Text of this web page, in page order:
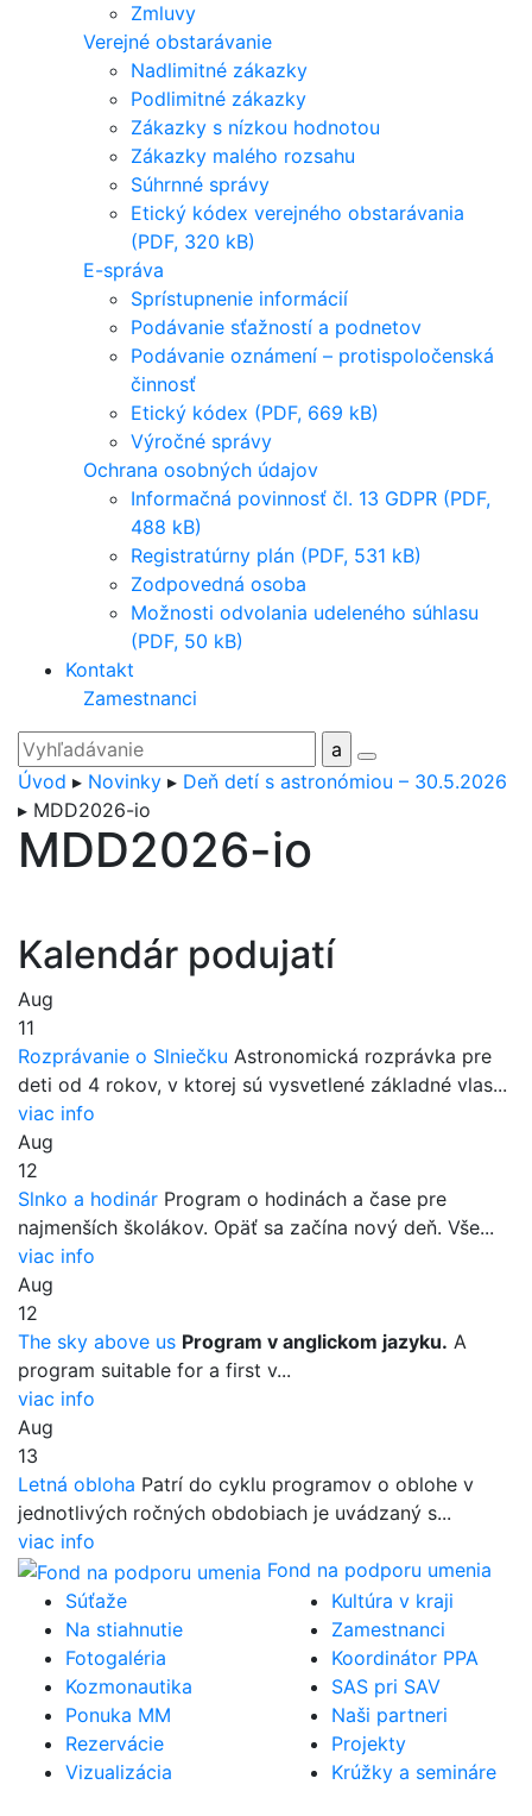
Zmluvy
Verejné obstarávanie
Nadlimitné zákazky
Podlimitné zákazky
Zákazky s nízkou hodnotou
Zákazky malého rozsahu
Súhrnné správy
Etický kódex verejného obstarávania
(PDF, 320 kB)
E-správa
Sprístupnenie informácií
Podávanie sťažností a podnetov
Podávanie oznámení – protispoločenská
činnosť
Etický kódex (PDF, 669 kB)
Výročné správy
Ochrana osobných údajov
Informačná povinnosť čl. 13 GDPR (PDF,
488 kB)
Registratúrny plán (PDF, 531 kB)
Zodpovedná osoba
Možnosti odvolania udeleného súhlasu
(PDF, 50 kB)
Kontakt
Zamestnanci
Úvod ▸ Novinky ▸ Deň detí s astronómiou – 30.5.2026
▸ MDD2026-io
MDD2026-io
Kalendár podujatí
Aug
11
Rozprávanie o Slniečku Astronomická rozprávka pre
deti od 4 rokov, v ktorej sú vysvetlené základné vlas...
viac info
Aug
12
Slnko a hodinár Program o hodinách a čase pre
najmenších školákov. Opäť sa začína nový deň. Vše...
viac info
Aug
12
The sky above us Program v anglickom jazyku. A
program suitable for a first v...
viac info
Aug
13
Letná obloha Patrí do cyklu programov o oblohe v
jednotlivých ročných obdobiach je uvádzaný s...
viac info
Fond na podporu umenia
Súťaže
Na stiahnutie
Fotogaléria
Kozmonautika
Ponuka MM
Rezervácie
Vizualizácia
Kultúra v kraji
Zamestnanci
Koordinátor PPA
SAS pri SAV
Naši partneri
Projekty
Krúžky a semináre